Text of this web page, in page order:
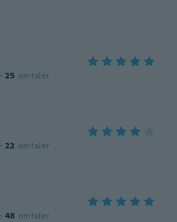
· 25 omtaler
· 22 omtaler
· 48 omtaler